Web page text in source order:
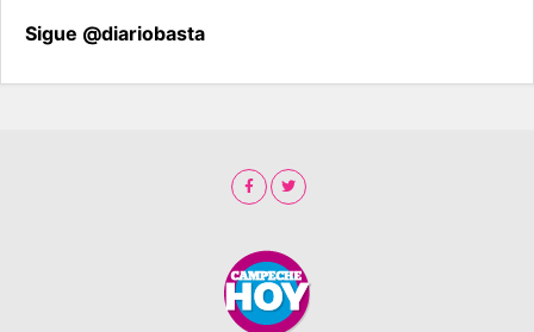
Sigue @diariobasta